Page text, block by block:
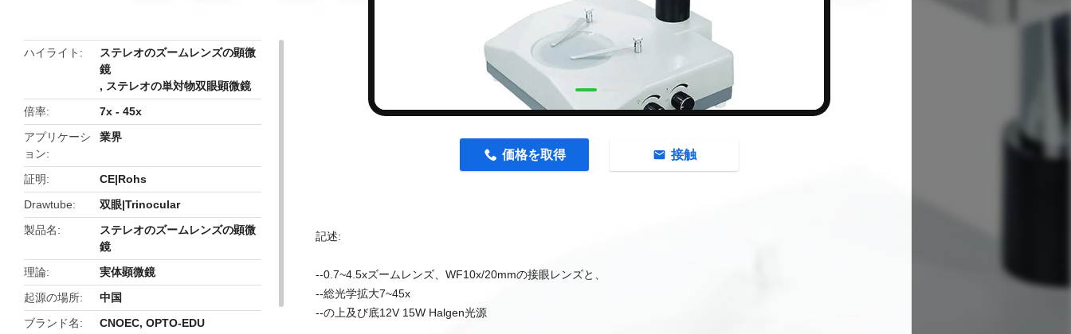
ハイライト
ステレオのズームレンズの顕微
鏡
, ステレオの単対物双眼顕微鏡
倍率
7x - 45x
アプリケーシ
ョン
業界
証明
CE|Rohs
Drawtube
双眼|Trinocular
製品名
ステレオのズームレンズの顕微
鏡
理論
実体顕微鏡
起源の場所
中国
ブランド名
CNOEC, OPTO-EDU
価格を取得 接触
記述:
--0.7~4.5xズームレンズ、WF10x/20mmの接眼レンズと、
--総光学拡大7~45x
--の上及び底12V 15W Halgen光源